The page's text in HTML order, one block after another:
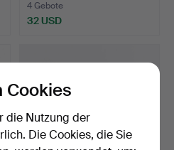
4 Gebote
32 USD
Cookies
die Nutzung der
Die Cookies, die Sie